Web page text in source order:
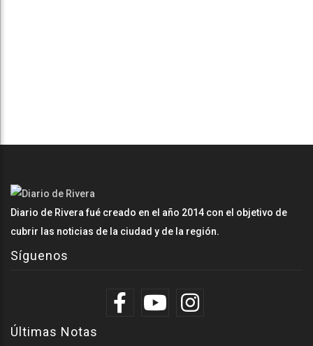
Diario de Rivera fué creado en el año 2014 con el objetivo de
cubrir las noticias de la ciudad y de la región.
Síguenos
Últimas Notas